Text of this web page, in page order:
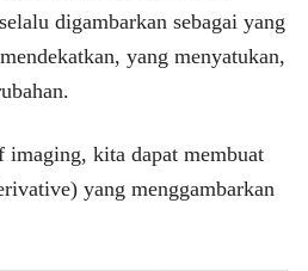
digambarkan sebagai yang
yang menyatukan,
imaging, kita dapat membuat
yang menggambarkan